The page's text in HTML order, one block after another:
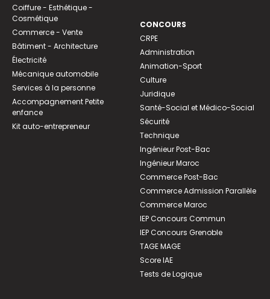
Coiffure - Esthétique -
Cosmétique
Commerce - Vente
Bâtiment - Architecture
Électricité
Mécanique automobile
Services à la personne
Accompagnement Petite
enfance
Kit auto-entrepreneur
CONCOURS
CRPE
Administration
Animation-Sport
Culture
Juridique
Santé-Social et Médico-Social
Sécurité
Technique
Ingénieur Post-Bac
Ingénieur Maroc
Commerce Post-Bac
Commerce Admission Parallèle
Commerce Maroc
IEP Concours Commun
IEP Concours Grenoble
TAGE MAGE
Score IAE
Tests de Logique